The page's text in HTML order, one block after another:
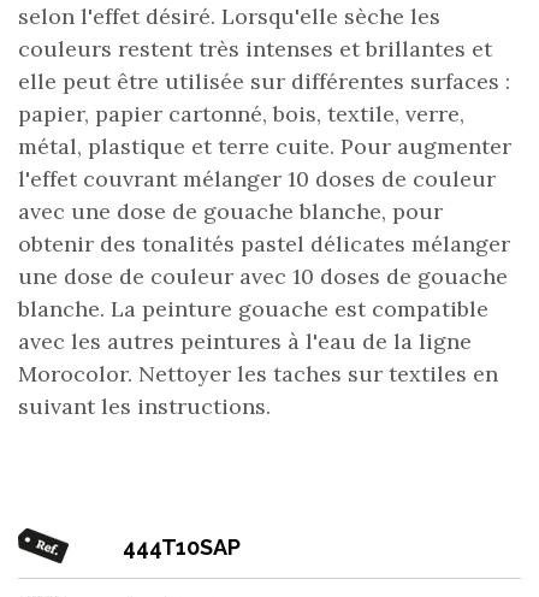
selon l'effet désiré. Lorsqu'elle sèche les
couleurs restent très intenses et brillantes et
elle peut être utilisée sur différentes surfaces :
papier, papier cartonné, bois, textile, verre,
métal, plastique et terre cuite. Pour augmenter
l'effet couvrant mélanger 10 doses de couleur
avec une dose de gouache blanche, pour
obtenir des tonalités pastel délicates mélanger
une dose de couleur avec 10 doses de gouache
blanche. La peinture gouache est compatible
avec les autres peintures à l'eau de la ligne
Morocolor. Nettoyer les taches sur textiles en
suivant les instructions.
444T10SAP